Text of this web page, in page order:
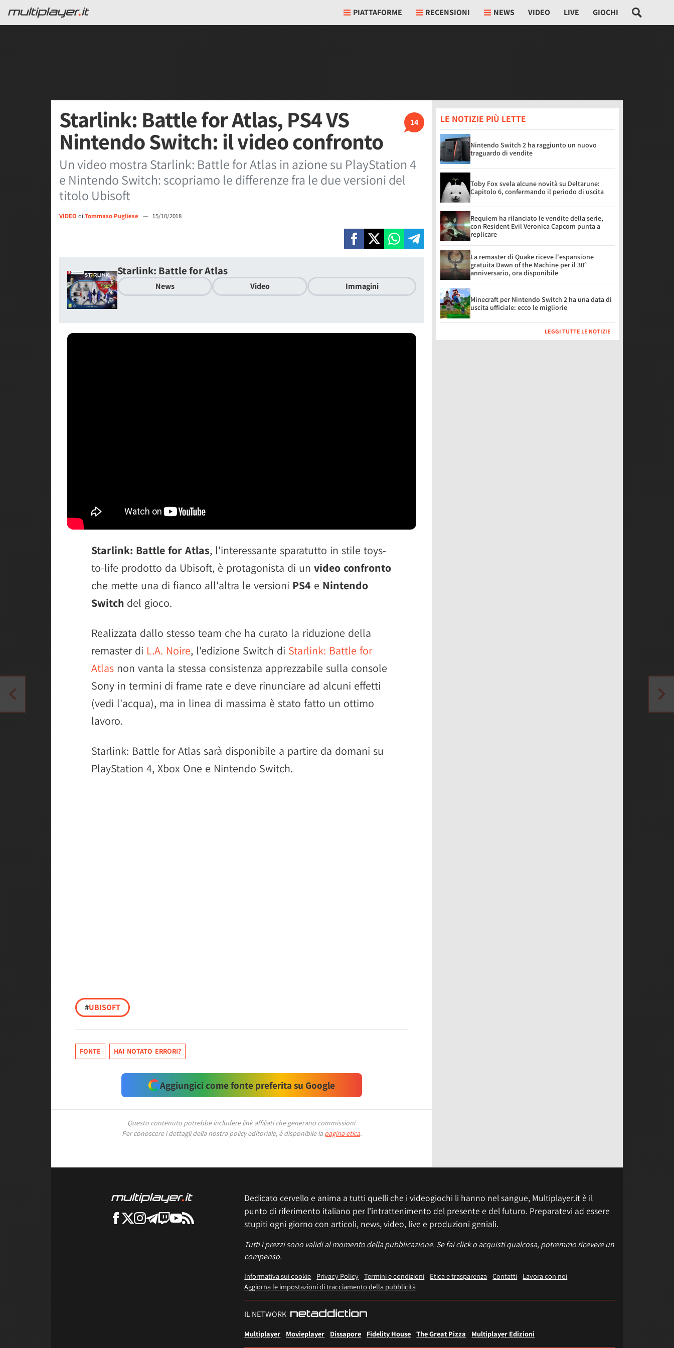
PIATTAFORME RECENSIONI NEWS VIDEO LIVE GIOCHI
14
Starlink: Battle for Atlas, PS4 VS
Nintendo Switch: il video confronto
Un video mostra Starlink: Battle for Atlas in azione su PlayStation 4
e Nintendo Switch: scopriamo le differenze fra le due versioni del
titolo Ubisoft
VIDEO di Tommaso Pugliese — 15/10/2018
Starlink: Battle for Atlas
News Video Immagini
Starlink: Battle for Atlas, l'interessante sparatutto in stile toys-
to-life prodotto da Ubisoft, è protagonista di un video confronto
che mette una di fianco all'altra le versioni PS4 e Nintendo
Switch del gioco.
Realizzata dallo stesso team che ha curato la riduzione della
remaster di L.A. Noire, l'edizione Switch di Starlink: Battle for
Atlas non vanta la stessa consistenza apprezzabile sulla console
Sony in termini di frame rate e deve rinunciare ad alcuni effetti
(vedi l'acqua), ma in linea di massima è stato fatto un ottimo
lavoro.
Starlink: Battle for Atlas sarà disponibile a partire da domani su
PlayStation 4, Xbox One e Nintendo Switch.
#UBISOFT
FONTE HAI NOTATO ERRORI?
Aggiungici come fonte preferita su Google
Questo contenuto potrebbe includere link affiliati che generano commissioni.
Per conoscere i dettagli della nostra policy editoriale, è disponibile la pagina etica.
LE NOTIZIE PIÙ LETTE
Nintendo Switch 2 ha raggiunto un nuovo
traguardo di vendite
Toby Fox svela alcune novità su Deltarune:
Capitolo 6, confermando il periodo di uscita
Requiem ha rilanciato le vendite della serie,
con Resident Evil Veronica Capcom punta a
replicare
La remaster di Quake riceve l'espansione
gratuita Dawn of the Machine per il 30°
anniversario, ora disponibile
Minecraft per Nintendo Switch 2 ha una data di
uscita ufficiale: ecco le migliorie
LEGGI TUTTE LE NOTIZIE
Dedicato cervello e anima a tutti quelli che i videogiochi li hanno nel sangue, Multiplayer.it è il
punto di riferimento italiano per l'intrattenimento del presente e del futuro. Preparatevi ad essere
stupiti ogni giorno con articoli, news, video, live e produzioni geniali.
Tutti i prezzi sono validi al momento della pubblicazione. Se fai click o acquisti qualcosa, potremmo ricevere un
compenso.
Informativa sui cookie Privacy Policy Termini e condizioni Etica e trasparenza Contatti
Lavora con noi
Aggiorna le impostazioni di tracciamento della pubblicità
IL NETWORK
Multiplayer Movieplayer Dissapore Fidelity House The Great Pizza Multiplayer Edizioni